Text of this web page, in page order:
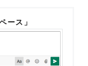
ース」